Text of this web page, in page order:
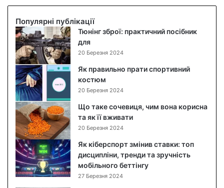
и
с
а
л
а
т
:
п
о
к
р
о
к
о
в
и
р
б
е
н
к
о
р
п
у
с
д
л
я
R
a
s
е
о
ч
е
в
и
ц
я
,
ч
и
м
в
о
н
а
Популярні публікації
Тюнінг зброї: практичний посібник
для
20 Березня 2024
Як правильно прати спортивний
костюм
20 Березня 2024
Що таке сочевиця, чим вона корисна
та як її вживати
20 Березня 2024
Як кіберспорт змінив ставки: топ
дисципліни, тренди та зручність
мобільного беттінгу
27 Березня 2024